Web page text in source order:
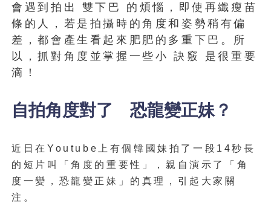
會遇到拍出 雙下巴 的煩惱，即使再纖瘦苗
條的人，若是拍攝時的角度和姿勢稍有偏
差，都會產生看起來肥肥的多重下巴。所
以，抓對角度並掌握一些小 訣竅 是很重要
滴！
自拍角度對了 恐龍變正妹？
近日在Youtube上有個韓國妹拍了一段14秒長
的短片叫「角度的重要性」，親自演示了「角
度一變，恐龍變正妹」的真理，引起大家關
注。